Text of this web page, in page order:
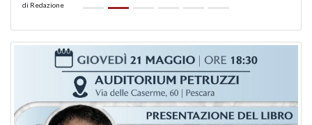
di Redazione